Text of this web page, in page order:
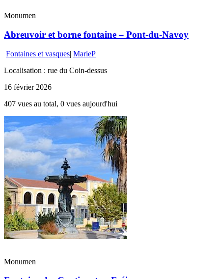
Monumen
Abreuvoir et borne fontaine – Pont-du-Navoy
Fontaines et vasques| MarieP
Localisation : rue du Coin-dessus
16 février 2026
407 vues au total, 0 vues aujourd'hui
Monumen